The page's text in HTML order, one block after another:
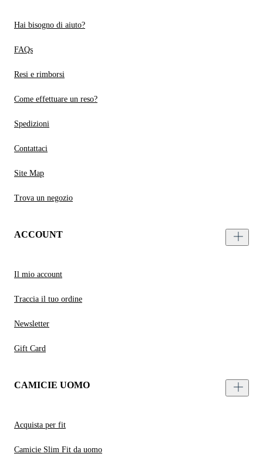
Hai bisogno di aiuto?
FAQs
Resi e rimborsi
Come effettuare un reso?
Spedizioni
Contattaci
Site Map
Trova un negozio
ACCOUNT
Il mio account
Traccia il tuo ordine
Newsletter
Gift Card
CAMICIE UOMO
Acquista per fit
Camicie Slim Fit da uomo